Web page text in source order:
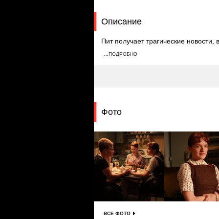
Описание
Пит получает трагические
агентства в своей квартире.
…ПОДРОБНО
Фото
ВСЕ ФОТО